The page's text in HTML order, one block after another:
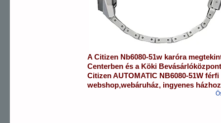
ACitizen Nb6080-51w karóra
Centerben és a Köki
Citizen AUTOMATIC NB6080-51W férfi
webshop,webáruház, ingyenes